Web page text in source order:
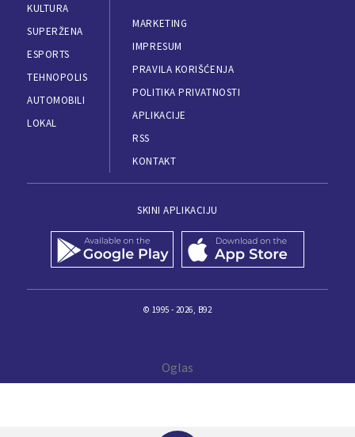
KULTURA
SUPERŽENA
ESPORTS
TEHNOPOLIS
AUTOMOBILI
LOKAL
MARKETING
IMPRESUM
PRAVILA KORIŠĆENJA
POLITIKA PRIVATNOSTI
APLIKACIJE
RSS
KONTAKT
SKINI APLIKACIJU
© 1995 - 2026, B92